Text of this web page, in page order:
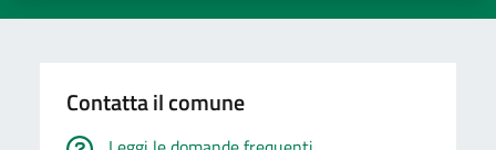
Contatta il comune